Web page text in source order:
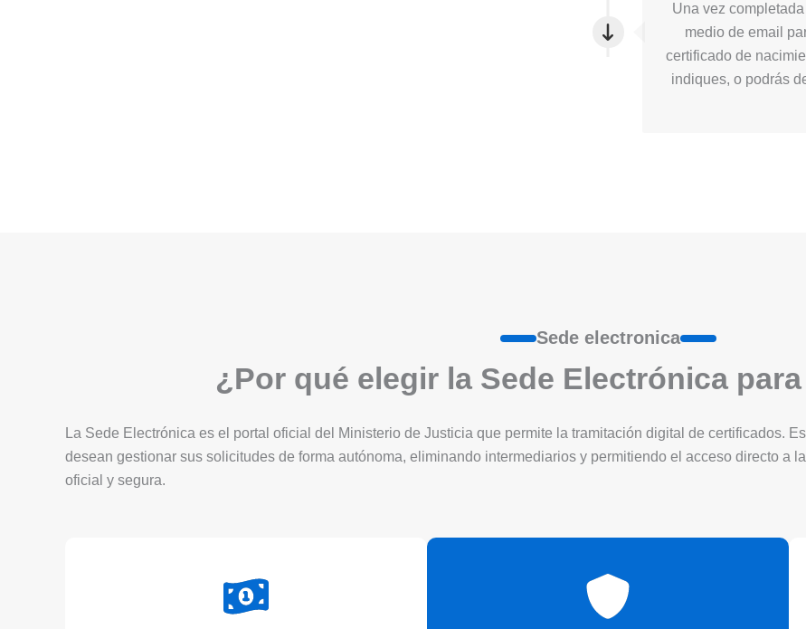
Una vez
medio de email
certificado de
indiques, o podrás
Sede electronica
¿Por qué elegir la Sede Electrónica
La Sede Electrónica es el portal oficial del Ministerio de Justicia que permite la tramitación digital de certificados.
desean gestionar sus solicitudes de forma autónoma, eliminando intermediarios y permitiendo el acceso directo a
oficial y segura.